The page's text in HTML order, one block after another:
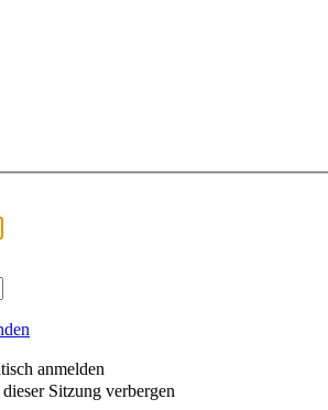
anmelden
Sitzung verbergen